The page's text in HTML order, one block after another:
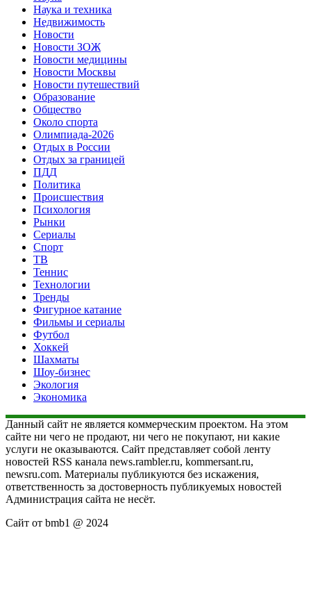
Наука и техника
Недвижимость
Новости
Новости ЗОЖ
Новости медицины
Новости Москвы
Новости путешествий
Образование
Общество
Около спорта
Олимпиада-2026
Отдых в России
Отдых за границей
ПДД
Политика
Происшествия
Психология
Рынки
Сериалы
Спорт
ТВ
Теннис
Технологии
Тренды
Фигурное катание
Фильмы и сериалы
Футбол
Хоккей
Шахматы
Шоу-бизнес
Экология
Экономика
Данный сайт не является коммерческим проектом. На этом
сайте ни чего не продают, ни чего не покупают, ни какие
услуги не оказываются. Сайт представляет собой ленту
новостей RSS канала news.rambler.ru, kommersant.ru,
newsru.com. Материалы публикуются без искажения,
ответственность за достоверность публикуемых новостей
Администрация сайта не несёт.
Сайт от bmb1 @ 2024